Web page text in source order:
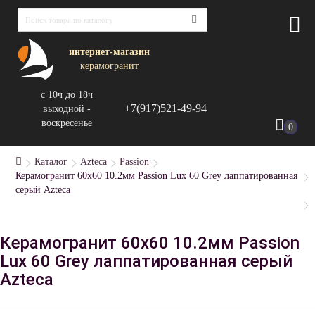
интернет-магазин
керамогранит
с 10ч до 18ч
выходной -
воскресенье
+7(917)521-49-94
0
Каталог Azteca
Passion
Керамогранит 60x60 10.2мм Passion Lux 60 Grey лаппатированная
серый Azteca
Керамогранит 60x60 10.2мм Passion
Lux 60 Grey лаппатированная серый
Azteca